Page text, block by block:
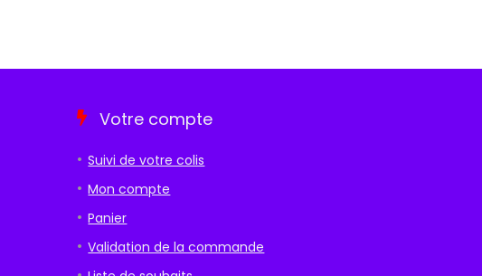
Votre compte
Suivi de votre colis
Mon compte
Panier
Validation de la commande